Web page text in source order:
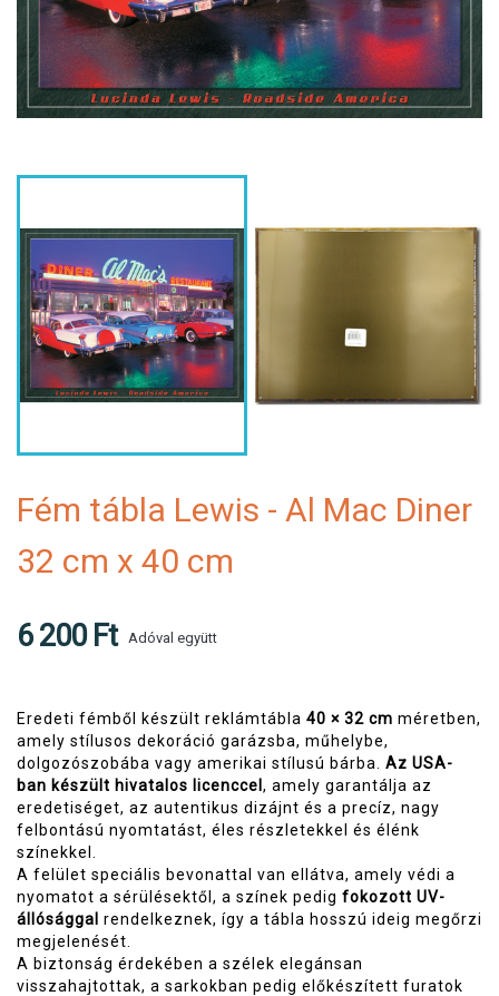
Fém tábla Lewis - Al Mac Diner
32 cm x 40 cm
6 200 Ft Adóval együtt
Eredeti fémből készült reklámtábla 40 × 32 cm méretben,
amely stílusos dekoráció garázsba, műhelybe,
dolgozószobába vagy amerikai stílusú bárba. Az USA-
ban készült hivatalos licenccel , amely garantálja az
eredetiséget, az autentikus dizájnt és a precíz, nagy
felbontású nyomtatást, éles részletekkel és élénk
színekkel.
A felület speciális bevonattal van ellátva, amely védi a
nyomatot a sérülésektől, a színek pedig fokozott UV-
állósággal rendelkeznek, így a tábla hosszú ideig megőrzi
megjelenését.
A biztonság érdekében a szélek elegánsan
visszahajtottak, a sarkokban pedig előkészített furatok